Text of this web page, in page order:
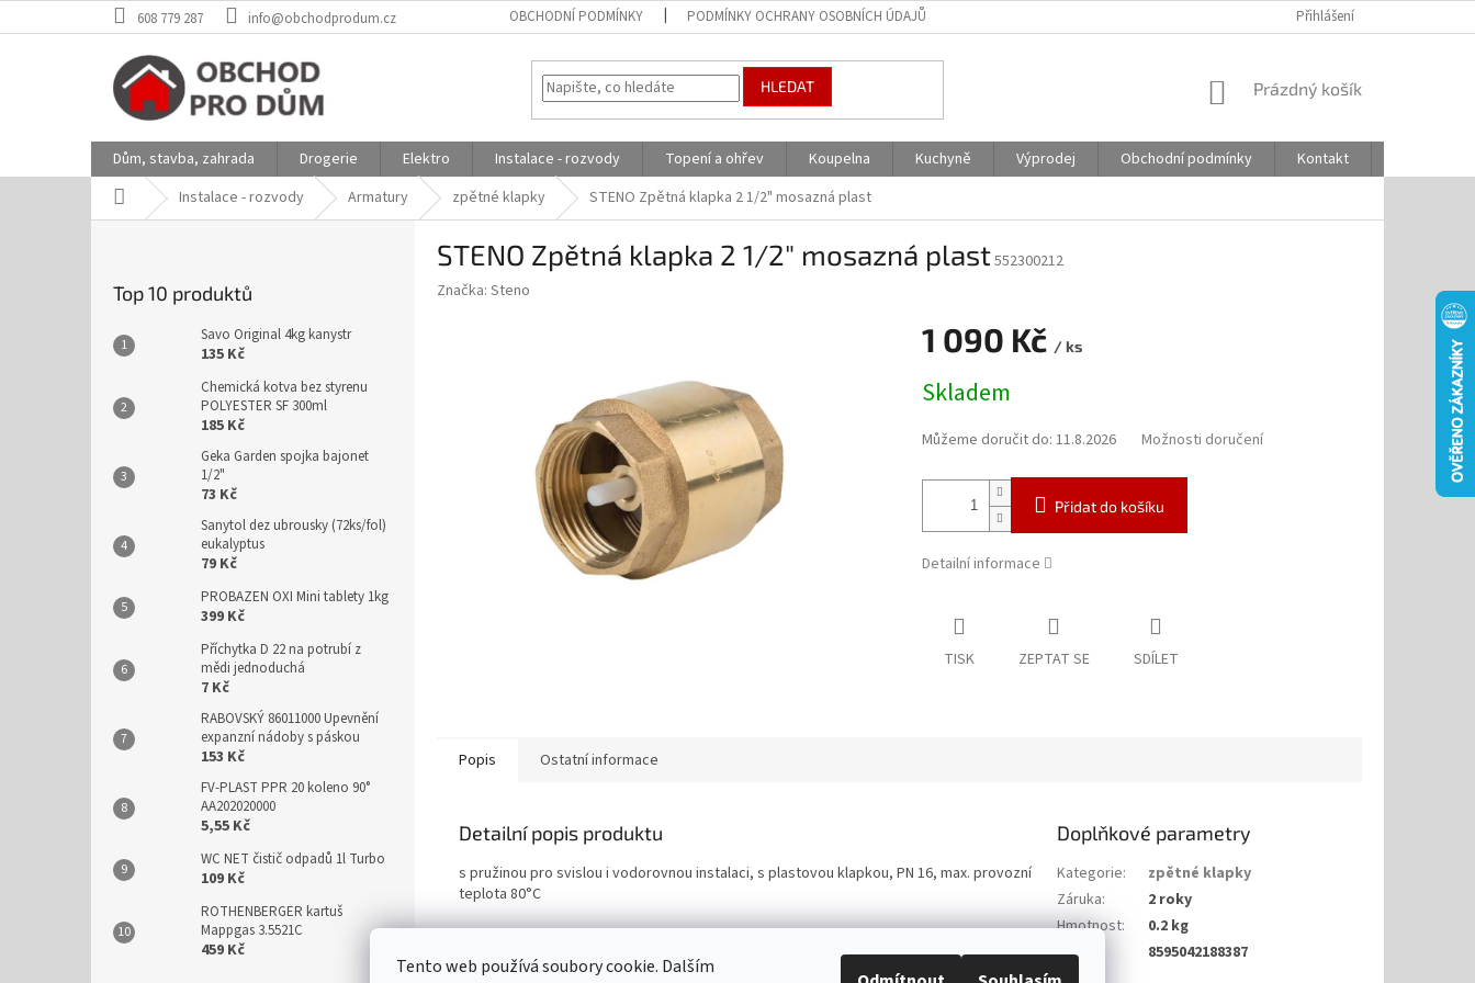
Tento web používá soubory cookie. Dalším
na
608 779 287 info@obchodprodum.cz OBCHODNÍ PODMÍNKY PODMÍNKY OCHRANY OSOBNÍCH ÚDAJŮ Přihlášení
HLEDAT
NÁKUPNÍ
Prázdný košík
Dům, stavba, zahrada Drogerie Elektro Instalace - rozvody Topení a ohřev Koupelna Kuchyně Výprodej Obchodní podmínky Kontakt
Domů Instalace - rozvody Armatury zpětné klapky STENO Zpětná klapka 2 1/2" mosazná plast
Top 10 produktů
Savo Original 4kg kanystr
135 Kč
Chemická kotva bez styrenu
POLYESTER SF 300ml
185 Kč
Geka Garden spojka bajonet
1/2"
73 Kč
Sanytol dez ubrousky (72ks/fol)
eukalyptus
79 Kč
PROBAZEN OXI Mini tablety 1kg
399 Kč
Příchytka D 22 na potrubí z
mědi jednoduchá
7 Kč
RABOVSKÝ 86011000 Upevnění
expanzní nádoby s páskou
153 Kč
FV-PLAST PPR 20 koleno 90°
AA202020000
5,55 Kč
WC NET čistič odpadů 1l Turbo
109 Kč
ROTHENBERGER kartuš
Mappgas 3.5521C
459 Kč
STENO Zpětná klapka 2 1/2" mosazná plast552300212
Značka: Steno
1 090 Kč / ks
cena:
Skladem
Můžeme doručit do: 11.8.2026 Možnosti doručení
Přidat do košíku
Detailní informace
TISK ZEPTAT SE SDÍLET
Popis Ostatní informace
Detailní popis produktu
s pružinou pro svislou i vodorovnou instalaci, s plastovou klapkou, PN 16, max. provozní
teplota 80°C
Doplňkové parametry
Kategorie:
zpětné klapky
Záruka:
2 roky
Hmotnost:
0.2 kg
EAN
8595042188387